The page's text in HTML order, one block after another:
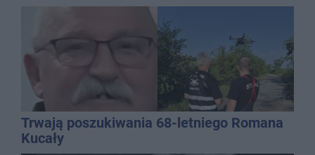
Trwają poszukiwania 68-letniego Romana
Kucały